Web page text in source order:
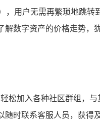
用户无需再繁琐地跳
数字资产的价格走势，
松加入各种社区群组，
时联系客服人员，获得